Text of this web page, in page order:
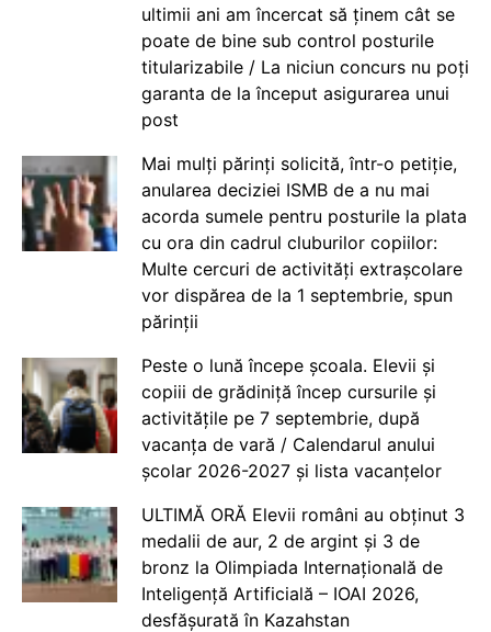
ultimii ani am încercat să ținem cât se
poate de bine sub control posturile
titularizabile / La niciun concurs nu poți
garanta de la început asigurarea unui
post
Mai mulți părinți solicită, într-o petiție,
anularea deciziei ISMB de a nu mai
acorda sumele pentru posturile la plata
cu ora din cadrul cluburilor copiilor:
Multe cercuri de activități extrașcolare
vor dispărea de la 1 septembrie, spun
părinții
Peste o lună începe școala. Elevii și
copiii de grădiniță încep cursurile și
activitățile pe 7 septembrie, după
vacanța de vară / Calendarul anului
școlar 2026-2027 și lista vacanțelor
ULTIMĂ ORĂ Elevii români au obținut 3
medalii de aur, 2 de argint și 3 de
bronz la Olimpiada Internațională de
Inteligență Artificială – IOAI 2026,
desfășurată în Kazahstan